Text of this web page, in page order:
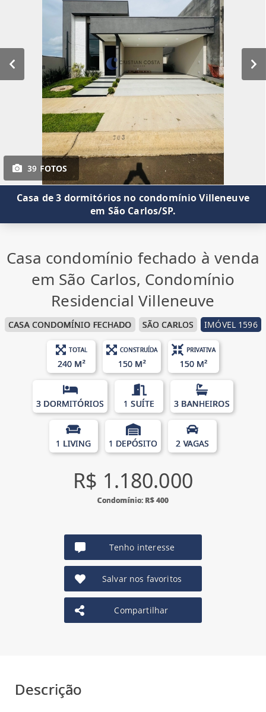
39 FOTOS
Casa de 3 dormitórios no condomínio Villeneuve
em São Carlos/SP.
Casa condomínio fechado à venda
em São Carlos, Condomínio
Residencial Villeneuve
CASA CONDOMÍNIO FECHADO SÃO CARLOS IMÓVEL 1596
TOTAL
240 M²
CONSTRUÍDA
150 M²
PRIVATIVA
150 M²
3 DORMITÓRIOS 1 SUÍTE 3 BANHEIROS
1 LIVING 1 DEPÓSITO 2 VAGAS
R$ 1.180.000
Condomínio: R$ 400
Tenho interesse
Salvar nos favoritos
Compartilhar
Descrição